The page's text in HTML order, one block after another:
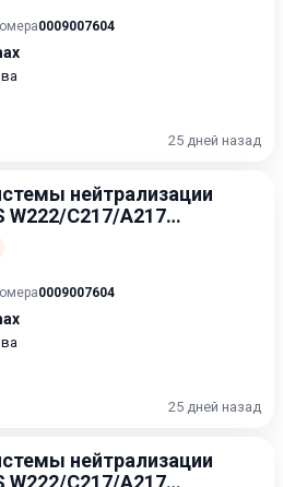
0009007604
25 дней назад
нейтрализации
W222/C217/A217
0009007604
25 дней назад
нейтрализации
W222/C217/A217